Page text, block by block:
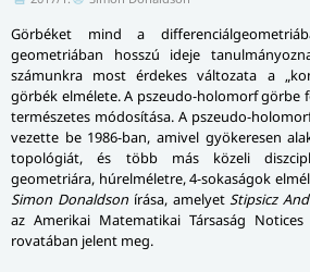
Görbéket mind a
geometriában hosszú ideje
számunkra most érdekes változata a
görbék elmélete. A pszeudo-holomorf görbe
természetes módosítása. A pszeudo-
vezette be 1986-ban, amivel gyökeresen
topológiát, és több más közeli
geometriára, húrelméletre, 4-sokaságok
Simon Donaldsonírása, amelyetStipsicz
az Amerikai Matematikai Társaság
rovatában jelent meg.